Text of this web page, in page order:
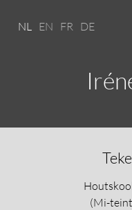
NL EN FR DE
(Mi-